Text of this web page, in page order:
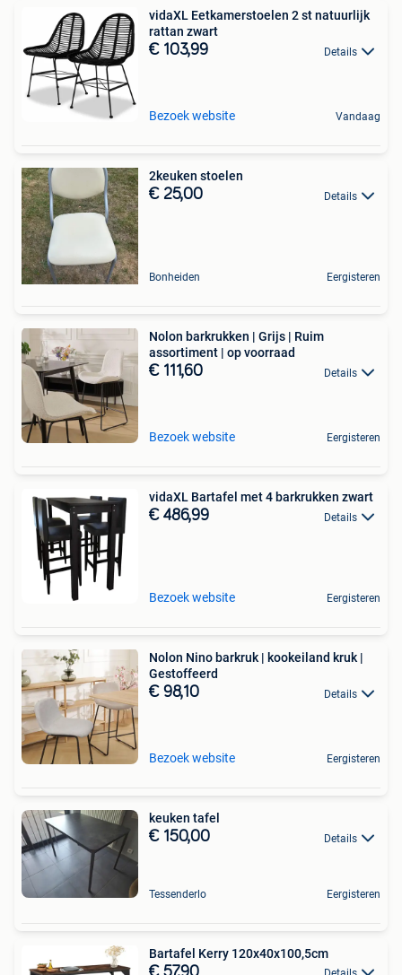
vidaXL Eetkamerstoelen 2 st natuurlijk
rattan zwart
€ 103,99 Details
Bezoek website Vandaag
2keuken stoelen
€ 25,00 Details
Bonheiden Eergisteren
Nolon barkrukken | Grijs | Ruim
assortiment | op voorraad
€ 111,60 Details
Bezoek website Eergisteren
vidaXL Bartafel met 4 barkrukken zwart
€ 486,99 Details
Bezoek website Eergisteren
Nolon Nino barkruk | kookeiland kruk |
Gestoffeerd
€ 98,10 Details
Bezoek website Eergisteren
keuken tafel
€ 150,00 Details
Tessenderlo Eergisteren
Bartafel Kerry 120x40x100,5cm